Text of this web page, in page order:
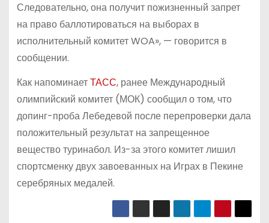
Следовательно, она получит пожизненный запрет
на право баллотироваться на выборах в
исполнительный комитет WOA», — говорится в
сообщении.
Как напоминаетТАСС, ранее Международный
олимпийский комитет (МОК) сообщил о том, что
допинг-проба Лебедевой после перепроверки дала
положительный результат на запрещенное
вещество туринабол. Из-за этого комитет лишил
спортсменку двух завоеванных на Играх в Пекине
серебряных медалей.